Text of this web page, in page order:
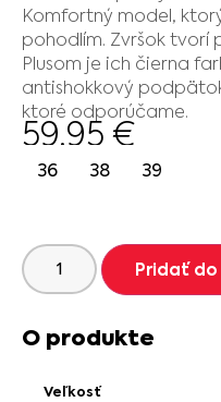
Komfortný model,
pohodlím. Zvršok tvorí
Plusom je ich čierna
antishokkový
ktoré odporúčame.
59.95 €
36 38 39
Pridať do
O produkte
Veľkosť